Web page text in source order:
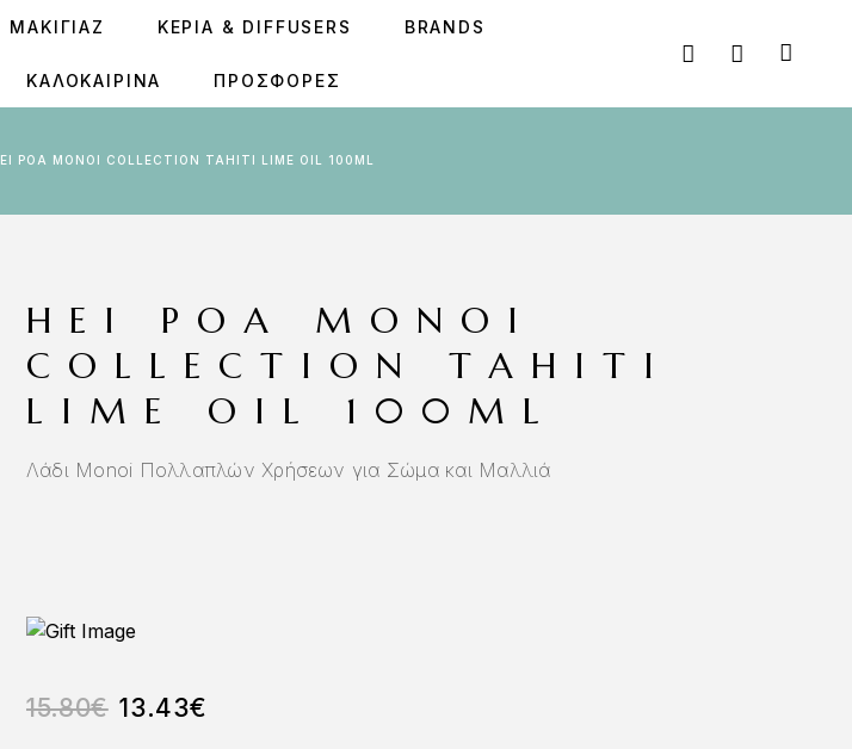
ΜΑΚΙΓΙΑΖ ΚΕΡΙΆ & DIFFUSERS BRANDS
ΚΑΛΟΚΑΙΡΙΝΑ ΠΡΟΣΦΟΡΕΣ
HEI POA MONOI COLLECTION TAHITI LIME OIL 100ML
HEI POA MONOI
COLLECTION TAHITI
LIME OIL 100ML
Λάδι Monoi Πολλαπλών Χρήσεων για Σώμα και Μαλλιά
15.80€ 13.43€